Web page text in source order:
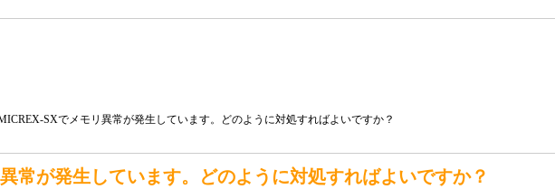
SXでメモリ異常が発生しています。どのように対処すればよいですか？
常が発生しています。どのように対処すればよいですか？